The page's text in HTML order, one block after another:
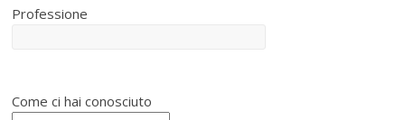
Professione
Come ci hai conosciuto